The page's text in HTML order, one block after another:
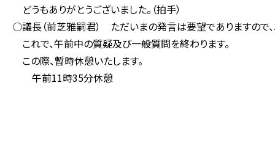
どうもありがとうございました。（拍手）
○議長（前芝雅嗣君） ただいまの発言は要望でありますので
これで、午前中の質疑及び一般質問を終わります。
この際、暫時休憩いたします。
午前11時35分休憩